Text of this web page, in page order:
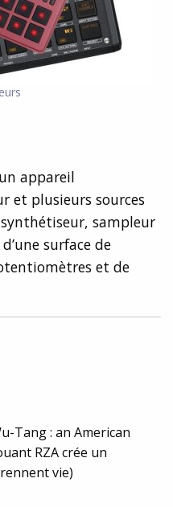
appareil
et plusieurs sources
sampleur
surface de
et de
Tang : an American
RZA crée un
vie)